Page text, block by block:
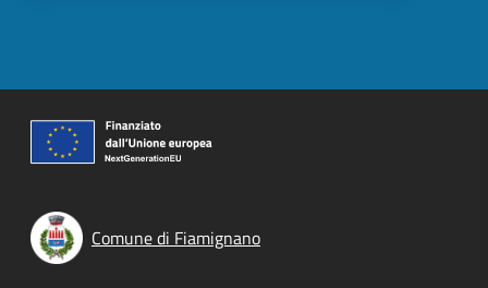
Comune di Fiamignano